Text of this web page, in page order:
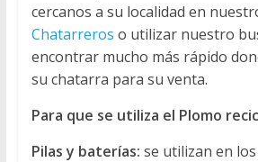
cercanos a su localidad en
Chatarreros o utilizar nuestro
encontrar mucho más rápido
su chatarra para su venta.
Para que se utiliza el Plomo
Pilas y baterías: se utilizan en los